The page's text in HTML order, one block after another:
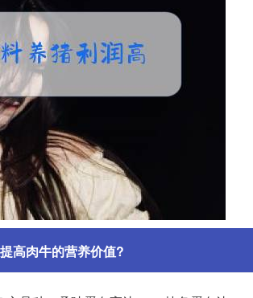
高肉牛的营养价值?